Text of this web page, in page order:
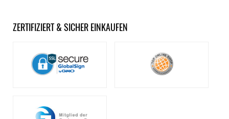
ZERTIFIZIERT & SICHER EINKAUFEN